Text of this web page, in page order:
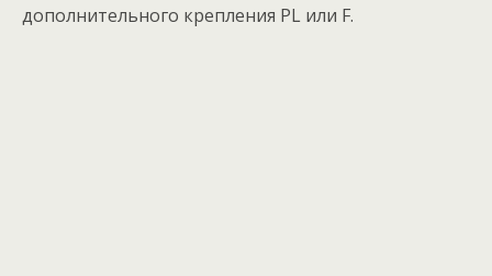
дополнительного крепления PL или F.